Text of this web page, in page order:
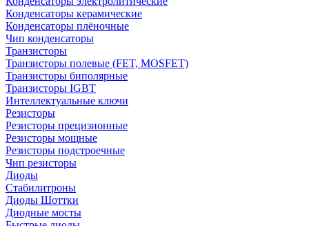
Конденсаторы керамические
Конденсаторы плёночные
Чип конденсаторы
Транзисторы
Транзисторы полевые (FET, MOSFET)
Транзисторы биполярные
Транзисторы IGBT
Интеллектуальные ключи
Резисторы
Резисторы прецизионные
Резисторы мощные
Резисторы подстроечные
Чип резисторы
Диоды
Стабилитроны
Диоды Шоттки
Диодные мосты